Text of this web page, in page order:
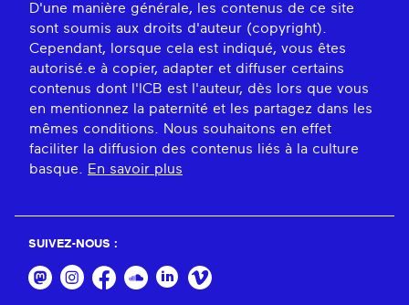
D'une manière générale, les contenus de ce site
sont soumis aux droits d'auteur (copyright).
Cependant, lorsque cela est indiqué, vous êtes
autorisé.e à copier, adapter et diffuser certains
contenus dont l'ICB est l'auteur, dès lors que vous
en mentionnez la paternité et les partagez dans les
mêmes conditions. Nous souhaitons en effet
faciliter la diffusion des contenus liés à la culture
basque. En savoir plus
SUIVEZ-NOUS :